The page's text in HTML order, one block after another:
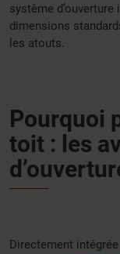
système
dimensions
les atouts.
Pourquoi
toit : les
Directement